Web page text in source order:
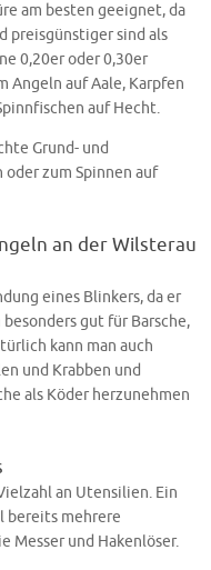
am besten geeignet, da
preisgünstiger sind als
0,20er oder 0,30er
Angeln auf Aale, Karpfen
auf Hecht.
Grund- und
zum Spinnen auf
an der Wilsterau
eines Blinkers, da er
gut für Barsche,
kann man auch
und Krabben und
als Köder herzunehmen
an Utensilien. Ein
bereits mehrere
Messer und Hakenlöser.